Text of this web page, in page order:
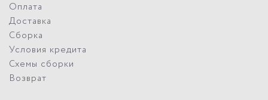
Оплата
Доставка
Сборка
Условия кредита
Схемы сборки
Возврат